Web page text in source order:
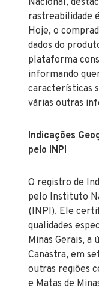
rastreabilidade
Hoje, o
dados do
plataforma
informando
características
várias outras
Indicações
pelo INPI
O registro de
pelo Instituto
(INPI). Ele
qualidades
Minas Gerais, a
Canastra, em
outras regiões
e Matas de